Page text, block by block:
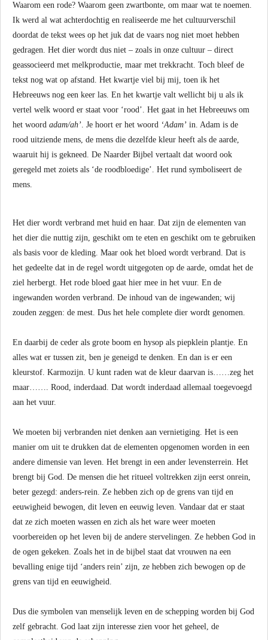
Waarom een rode? Waarom geen zwartbonte, om maar wat te noemen.
Ik werd al wat achterdochtig en realiseerde me het cultuurverschil
doordat de tekst wees op het juk dat de vaars nog niet moet hebben
gedragen. Het dier wordt dus niet – zoals in onze cultuur – direct
geassocieerd met melkproductie, maar met trekkracht. Toch bleef de
tekst nog wat op afstand. Het kwartje viel bij mij, toen ik het
Hebreeuws nog een keer las. En het kwartje valt wellicht bij u als ik
vertel welk woord er staat voor ‘rood’. Het gaat in het Hebreeuws om
het woord adam/ah’ . Je hoort er het woord ‘Adam’ in. Adam is de
rood uitziende mens, de mens die dezelfde kleur heeft als de aarde,
waaruit hij is gekneed. De Naarder Bijbel vertaalt dat woord ook
geregeld met zoiets als ‘de roodbloedige’. Het rund symboliseert de
mens.
Het dier wordt verbrand met huid en haar. Dat zijn de elementen van
het dier die nuttig zijn, geschikt om te eten en geschikt om te gebruiken
als basis voor de kleding. Maar ook het bloed wordt verbrand. Dat is
het gedeelte dat in de regel wordt uitgegoten op de aarde, omdat het de
ziel herbergt. Het rode bloed gaat hier mee in het vuur. En de
ingewanden worden verbrand. De inhoud van de ingewanden; wij
zouden zeggen: de mest. Dus het hele complete dier wordt genomen.
En daarbij de ceder als grote boom en hysop als piepklein plantje. En
alles wat er tussen zit, ben je geneigd te denken. En dan is er een
kleurstof. Karmozijn. U kunt raden wat de kleur daarvan is……zeg het
maar……. Rood, inderdaad. Dat wordt inderdaad allemaal toegevoegd
aan het vuur.
We moeten bij verbranden niet denken aan vernietiging. Het is een
manier om uit te drukken dat de elementen opgenomen worden in een
andere dimensie van leven. Het brengt in een ander levensterrein. Het
brengt bij God. De mensen die het ritueel voltrekken zijn eerst onrein,
beter gezegd: anders-rein. Ze hebben zich op de grens van tijd en
eeuwigheid bewogen, dit leven en eeuwig leven. Vandaar dat er staat
dat ze zich moeten wassen en zich als het ware weer moeten
voorbereiden op het leven bij de andere stervelingen. Ze hebben God in
de ogen gekeken. Zoals het in de bijbel staat dat vrouwen na een
bevalling enige tijd ‘anders rein’ zijn, ze hebben zich bewogen op de
grens van tijd en eeuwigheid.
Dus die symbolen van menselijk leven en de schepping worden bij God
zelf gebracht. God laat zijn interesse zien voor het geheel, de